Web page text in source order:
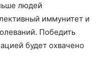
людей
иммунитет и
Победить
будет охвачено